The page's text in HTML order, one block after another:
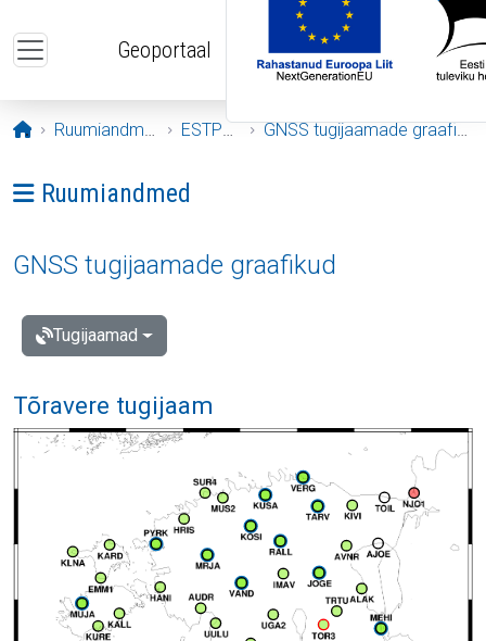
Geoportaal
Avaleht
Ruumiandmed ESTPOS GNSS tugijaamade graafikud
Ava menüü: Ruumiandmed
Ruumiandmed
GNSS tugijaamade graafikud
Tugijaamad
Tõravere tugijaam